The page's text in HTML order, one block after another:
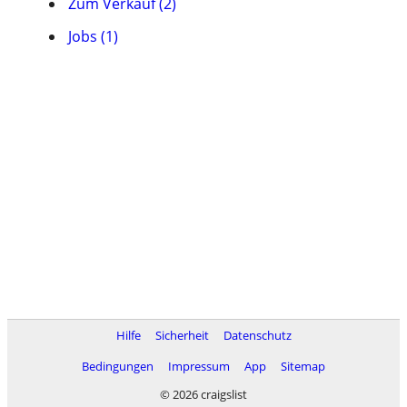
Jobs (1)
Hilfe Sicherheit
Datenschutz
Bedingungen
Impressum App
Sitemap
© 2026 craigslist